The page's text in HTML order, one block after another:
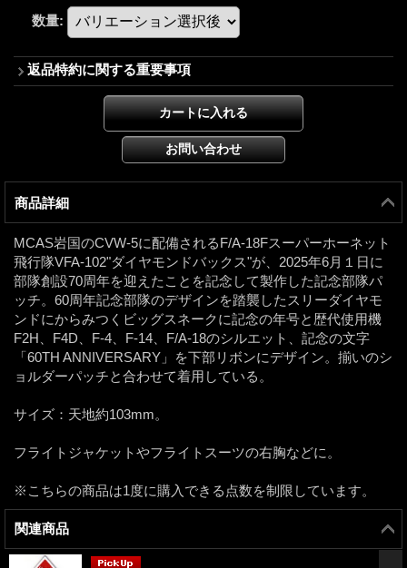
数量:
返品特約に関する重要事項
商品詳細
MCAS岩国のCVW-5に配備されるF/A-18Fスーパーホーネット
飛行隊VFA-102"ダイヤモンドバックス"が、2025年6月１日に
部隊創設70周年を迎えたことを記念して製作した記念部隊パ
ッチ。60周年記念部隊のデザインを踏襲したスリーダイヤモ
ンドにからみつくビッグスネークに記念の年号と歴代使用機
F2H、F4D、F-4、F-14、F/A-18のシルエット、記念の文字
「60TH ANNIVERSARY」を下部リボンにデザイン。揃いのシ
ョルダーパッチと合わせて着用している。
サイズ：天地約103mm。
フライトジャケットやフライトスーツの右胸などに。
※こちらの商品は1度に購入できる点数を制限しています。
関連商品